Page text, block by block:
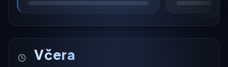
Včera